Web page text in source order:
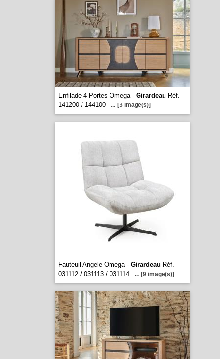
Enfilade 4 Portes Omega - Girardeau Réf.
141200 / 144100
... [3 image(s)]
Fauteuil Angele Omega - Girardeau Réf.
031112 / 031113 / 031114
... [9 image(s)]